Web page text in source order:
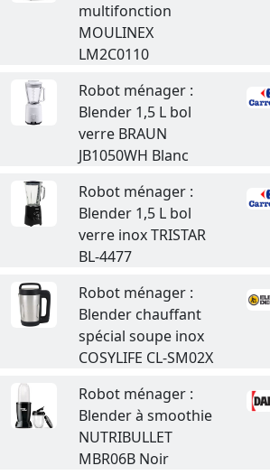
multifonction
MOULINEX
LM2C0110
Robot ménager :
Blender 1,5 L bol
verre BRAUN
JB1050WH Blanc
Robot ménager :
Blender 1,5 L bol
verre inox TRISTAR
BL-4477
Robot ménager :
Blender chauffant
spécial soupe inox
COSYLIFE CL-SM02X
Robot ménager :
Blender à smoothie
NUTRIBULLET
MBR06B Noir